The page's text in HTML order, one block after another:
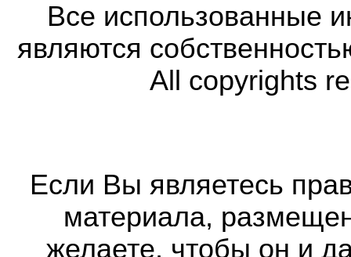
Все использованные
являются
All copyrights
Если Вы являетесь
материала,
желаете, чтобы он и